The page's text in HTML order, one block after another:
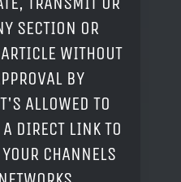
SECTION OR
WITHOUT
BY
ALLOWED TO
DIRECT LINK TO
CHANNELS